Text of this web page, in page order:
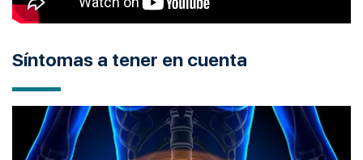
Síntomas a tener en cuenta